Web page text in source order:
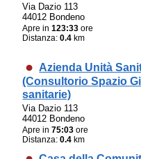
Via Dazio 113
44012 Bondeno
Apre in123:33 ore
Distanza:0.4 km
Azienda Unità
(Consultorio Spazio
sanitarie)
Via Dazio 113
44012 Bondeno
Apre in75:03 ore
Distanza:0.4 km